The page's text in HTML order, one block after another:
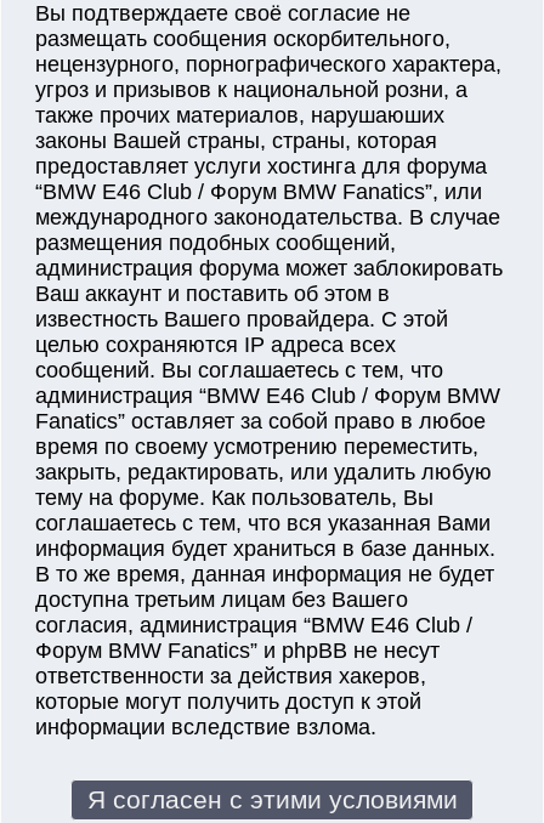
Вы подтверждаете своё согласие не
размещать сообщения оскорбительного,
нецензурного, порнографического характера,
угроз и призывов к национальной розни, а
также прочих материалов, нарушаюших
законы Вашей страны, страны, которая
предоставляет услуги хостинга для форума
“BMW E46 Club / Форум BMW Fanatics”, или
международного законодательства. В случае
размещения подобных сообщений,
администрация форума может заблокировать
Ваш аккаунт и поставить об этом в
известность Вашего провайдера. С этой
целью сохраняются IP адреса всех
сообщений. Вы соглашаетесь с тем, что
администрация “BMW E46 Club / Форум BMW
Fanatics” оставляет за собой право в любое
время по своему усмотрению переместить,
закрыть, редактировать, или удалить любую
тему на форуме. Как пользователь, Вы
соглашаетесь с тем, что вся указанная Вами
информация будет храниться в базе данных.
В то же время, данная информация не будет
доступна третьим лицам без Вашего
согласия, администрация “BMW E46 Club /
Форум BMW Fanatics” и phpBB не несут
ответственности за действия хакеров,
которые могут получить доступ к этой
информации вследствие взлома.